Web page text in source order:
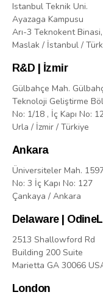
Istanbul Teknik Uni.
Ayazaga Kampusu
Arı-3 Teknokent Binasi,
Maslak / İstanbul /
R&D | İzmir
Gülbahçe Mah.
Teknoloji Geliştirme
No: 1/18 , İç Kapı No:
Urla / İzmir / Türkiye
Ankara
Üniversiteler Mah.
No: 3 İç Kapı No: 127
Çankaya / Ankara
Delaware |
2513 Shallowford Rd
Building 200 Suite
Marietta GA 30066
London